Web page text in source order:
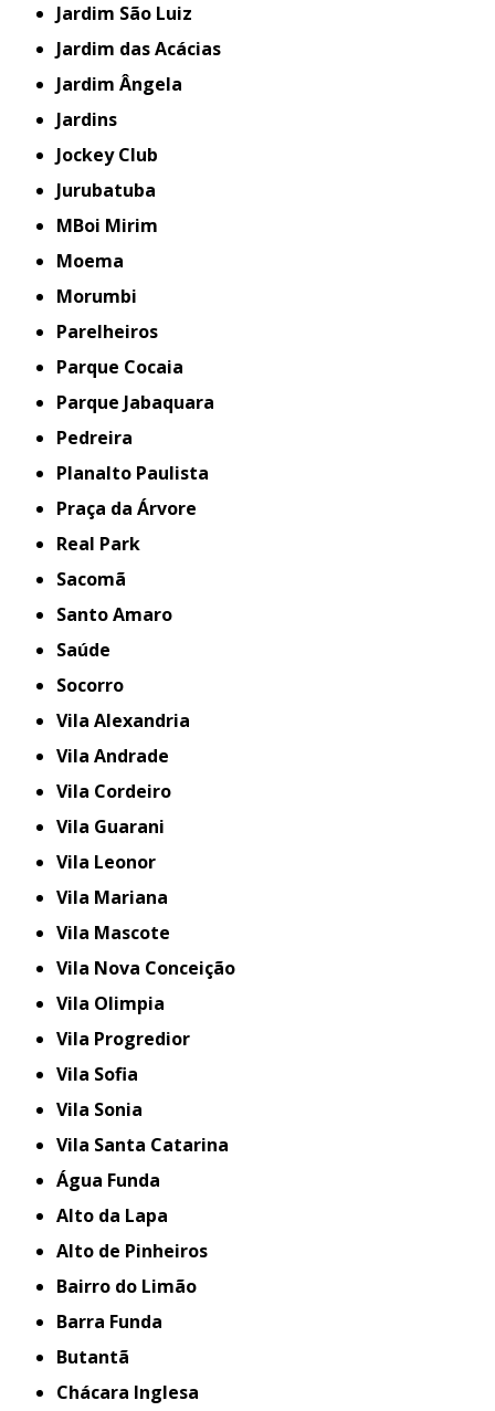
Jardim São Luiz
Jardim das Acácias
Jardim Ângela
Jardins
Jockey Club
Jurubatuba
MBoi Mirim
Moema
Morumbi
Parelheiros
Parque Cocaia
Parque Jabaquara
Pedreira
Planalto Paulista
Praça da Árvore
Real Park
Sacomã
Santo Amaro
Saúde
Socorro
Vila Alexandria
Vila Andrade
Vila Cordeiro
Vila Guarani
Vila Leonor
Vila Mariana
Vila Mascote
Vila Nova Conceição
Vila Olimpia
Vila Progredior
Vila Sofia
Vila Sonia
Vila Santa Catarina
Água Funda
Alto da Lapa
Alto de Pinheiros
Bairro do Limão
Barra Funda
Butantã
Chácara Inglesa